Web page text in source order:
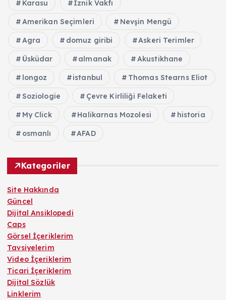
Karasu İznik Vakfı
Amerikan Seçimleri Nevşin Mengü
Agra domuz giribi Askeri Terimler
Üsküdar almanak Akustikhane
longoz istanbul Thomas Stearns Eliot
Soziologie Çevre Kirliliği Felaketi
My Click Halikarnas Mozolesi historia
osmanlı AFAD
Kategoriler
Site Hakkında
Güncel
Dijital Ansiklopedi
Caps
Görsel İçeriklerim
Tavsiyelerim
Video İçeriklerim
Ticari İçeriklerim
Dijital Sözlük
Linklerim